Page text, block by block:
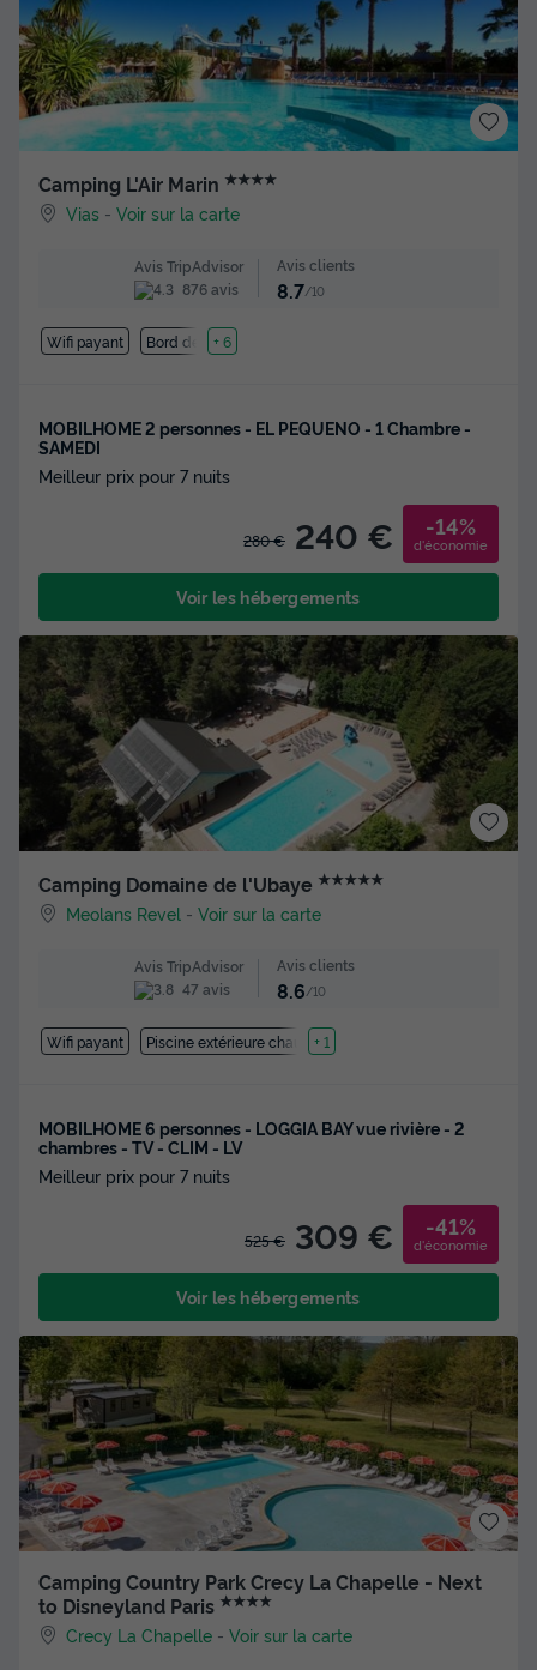
Camping L'Air Marin ★★★★
Vias -Voir sur la carte
Avis TripAdvisor
876 avis
Avis clients
8.7/10
Wifi payant Bord de mer
+ 6
MOBILHOME 2 personnes - EL PEQUENO - 1 Chambre -
SAMEDI
Meilleur prix pour 7 nuits
280 € 240 € -14%
d'économie
Voir les hébergements
Camping Domaine de l'Ubaye ★★★★★
Meolans Revel -Voir sur la carte
Avis TripAdvisor
47 avis
Avis clients
8.6 /10
Wifi payant Piscine extérieure chauffée
+ 1
MOBILHOME 6 personnes - LOGGIA BAY vue rivière - 2
chambres - TV - CLIM - LV
Meilleur prix pour 7 nuits
525 € 309 € -41%
d'économie
Voir les hébergements
Camping Country Park Crecy La Chapelle - Next
to Disneyland Paris ★★★★
Crecy La Chapelle -Voir sur la carte